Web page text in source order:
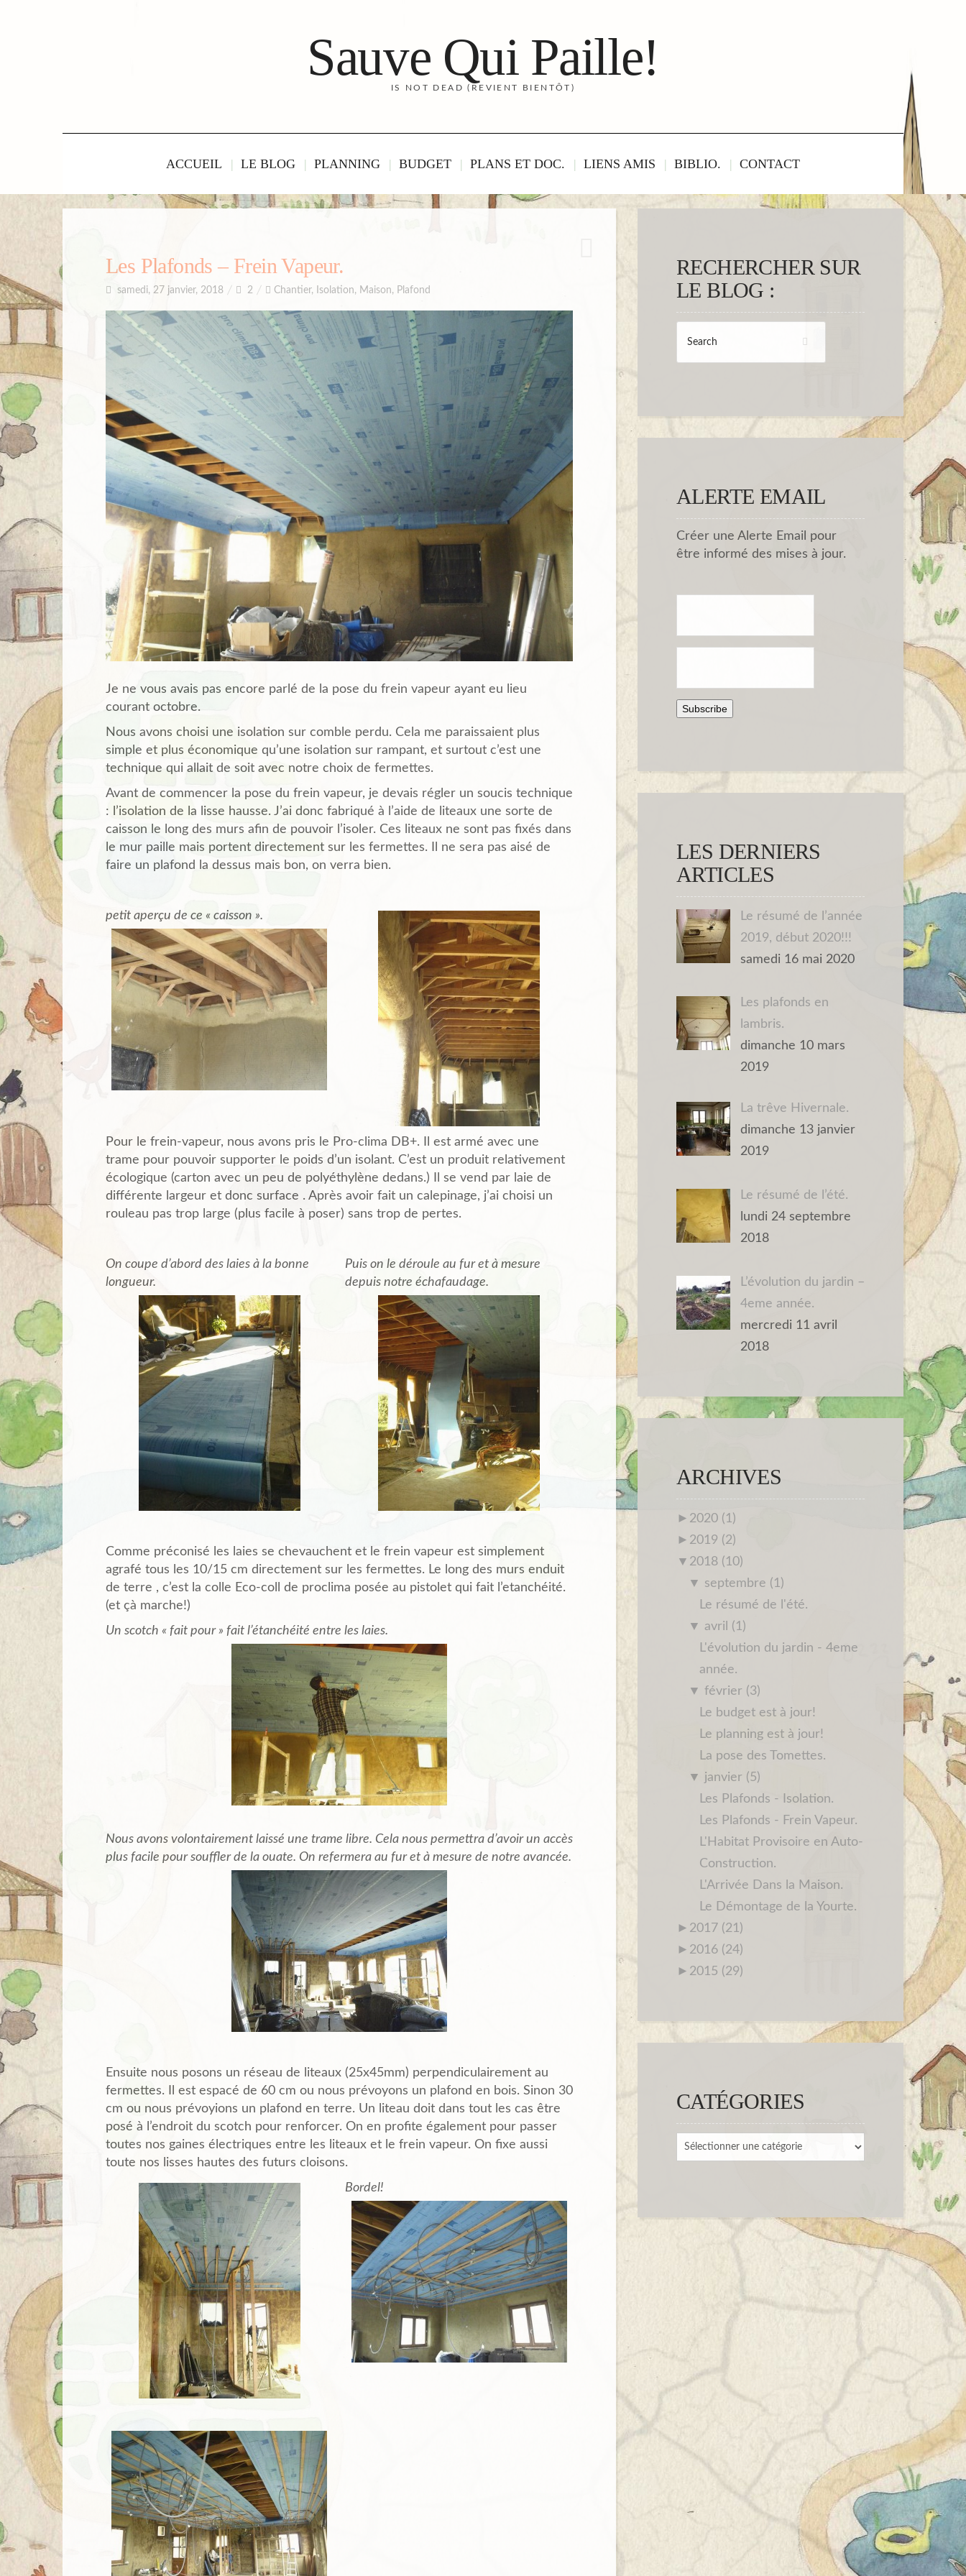
Sauve Qui Paille!
IS NOT DEAD (REVIENT BIENTÔT)
ACCUEIL LE BLOG PLANNING BUDGET PLANS ET DOC. LIENS AMIS BIBLIO. CONTACT
Les Plafonds – Frein Vapeur.
samedi, 27 janvier, 2018 2 Chantier, Isolation, Maison, Plafond
Je ne vous avais pas encore parlé de la pose du frein vapeur ayant eu lieu
courant octobre.
Nous avons choisi une isolation sur comble perdu. Cela me paraissaient plus
simple et plus économique qu’une isolation sur rampant, et surtout c’est une
technique qui allait de soit avec notre choix de fermettes.
Avant de commencer la pose du frein vapeur, je devais régler un soucis technique
: l’isolation de la lisse hausse. J’ai donc fabriqué à l’aide de liteaux une sorte de
caisson le long des murs afin de pouvoir l’isoler. Ces liteaux ne sont pas fixés dans
le mur paille mais portent directement sur les fermettes. Il ne sera pas aisé de
faire un plafond la dessus mais bon, on verra bien.
petit aperçu de ce « caisson ».
Pour le frein-vapeur, nous avons pris le Pro-clima DB+. Il est armé avec une
trame pour pouvoir supporter le poids d’un isolant. C’est un produit relativement
écologique (carton avec un peu de polyéthylène dedans.) Il se vend par laie de
différente largeur et donc surface . Après avoir fait un calepinage, j’ai choisi un
rouleau pas trop large (plus facile à poser) sans trop de pertes.
On coupe d’abord des laies à la bonne
longueur.
Puis on le déroule au fur et à mesure
depuis notre échafaudage.
Comme préconisé les laies se chevauchent et le frein vapeur est simplement
agrafé tous les 10/15 cm directement sur les fermettes. Le long des murs enduit
de terre , c’est la colle Eco-coll de proclima posée au pistolet qui fait l’etanchéité.
(et çà marche!)
Un scotch « fait pour » fait l’étanchéité entre les laies.
Nous avons volontairement laissé une trame libre. Cela nous permettra d’avoir un accès
plus facile pour souffler de la ouate. On refermera au fur et à mesure de notre avancée.
Ensuite nous posons un réseau de liteaux (25x45mm) perpendiculairement au
fermettes. Il est espacé de 60 cm ou nous prévoyons un plafond en bois. Sinon 30
cm ou nous prévoyions un plafond en terre. Un liteau doit dans tout les cas être
posé à l’endroit du scotch pour renforcer. On en profite également pour passer
toutes nos gaines électriques entre les liteaux et le frein vapeur. On fixe aussi
toute nos lisses hautes des futurs cloisons.
Bordel!
RECHERCHER SUR
LE BLOG :
ALERTE EMAIL
Créer une Alerte Email pour
être informé des mises à jour.
LES DERNIERS
ARTICLES
Le résumé de l’année
2019, début 2020!!!
samedi 16 mai 2020
Les plafonds en
lambris.
dimanche 10 mars
2019
La trêve Hivernale.
dimanche 13 janvier
2019
Le résumé de l’été.
lundi 24 septembre
2018
L’évolution du jardin –
4eme année.
mercredi 11 avril
2018
ARCHIVES
► 2020 (1)
► 2019 (2)
▼ 2018 (10)
▼ septembre (1)
Le résumé de l'été.
▼ avril (1)
L'évolution du jardin - 4eme
année.
▼ février (3)
Le budget est à jour!
Le planning est à jour!
La pose des Tomettes.
▼ janvier (5)
Les Plafonds - Isolation.
Les Plafonds - Frein Vapeur.
L'Habitat Provisoire en Auto-
Construction.
L'Arrivée Dans la Maison.
Le Démontage de la Yourte.
► 2017 (21)
► 2016 (24)
► 2015 (29)
CATÉGORIES
Catégories